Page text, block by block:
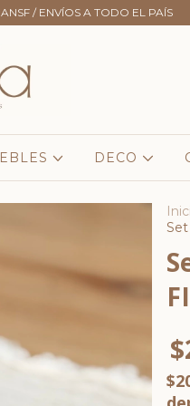
/ ENVÍOS A TODO EL PAÍS
DECO
Set